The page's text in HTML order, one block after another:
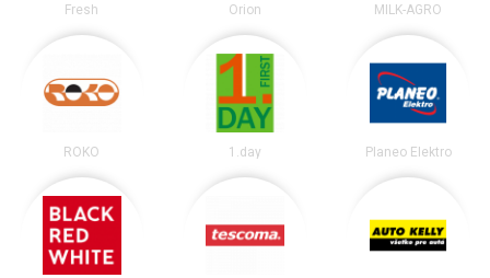
Fresh Orion MILK-AGRO
ROKO 1.day Planeo Elektro